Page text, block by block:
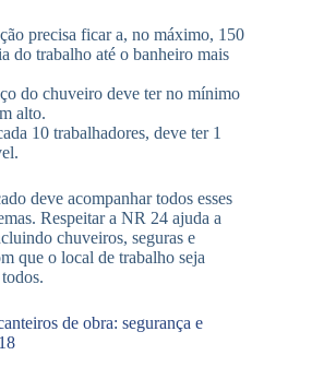
precisa ficar a, no máximo, 150
do trabalho até o banheiro mais
do chuveiro deve ter no mínimo
alto.
10 trabalhadores, deve ter 1
deve acompanhar todos esses
Respeitar a NR 24 ajuda a
chuveiros, seguras e
que o local de trabalho seja
de obra: segurança e